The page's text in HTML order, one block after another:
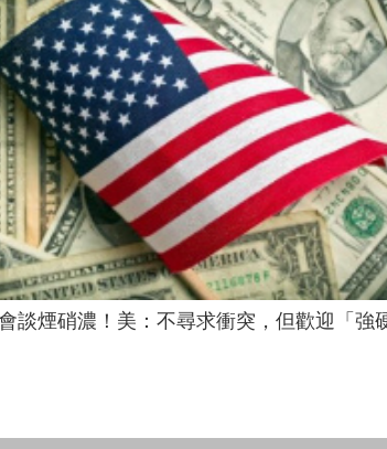
談煙硝濃！美：不尋求衝突，但歡迎「強